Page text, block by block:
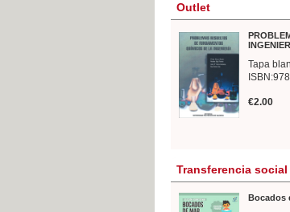
Outlet
Tapa
€2.00
Transferencia social
Bocados